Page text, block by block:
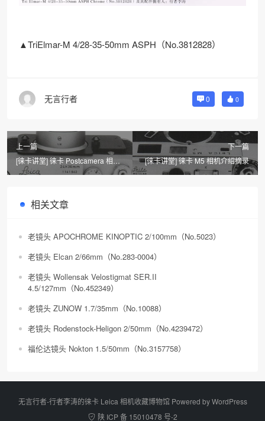
▲TriElmar-M 4/28-35-50mm ASPH（No.3812828）
无言行者 0 0
上一篇
[徕卡讲堂] 徕卡 Postcamera 相机
介绍摘录
下一篇
[徕卡讲堂] 徕卡 M5 相机介绍摘录
相关文章
老镜头 APOCHROME KINOPTIC 2/100mm（No.5023）
老镜头 Elcan 2/66mm（No.283-0004）
老镜头 Wollensak Velostigmat SER.II
4.5/127mm（No.452349）
老镜头 ZUNOW 1.7/35mm（No.10088）​
老镜头 Rodenstock-Heligon 2/50mm（No.4239472）
福伦达镜头 Nokton 1.5/50mm（No.3157758）
无言行者-行者李涛的徕卡 Leica 相机收藏博物馆 Powered byWordPress
陕 ICP 备 15010478 号-2